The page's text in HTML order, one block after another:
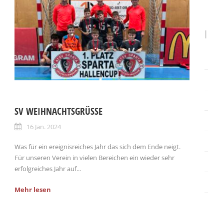
SV WEIHNACHTSGRÜSSE
16 Jan. 2024
Was für ein ereignisreiches Jahr das sich dem Ende neigt.
Für unseren Verein in vielen Bereichen ein wieder sehr
erfolgreiches Jahr auf...
Mehr lesen